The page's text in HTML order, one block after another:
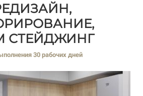
СТЕЙДЖИНГ
30 рабочих дней